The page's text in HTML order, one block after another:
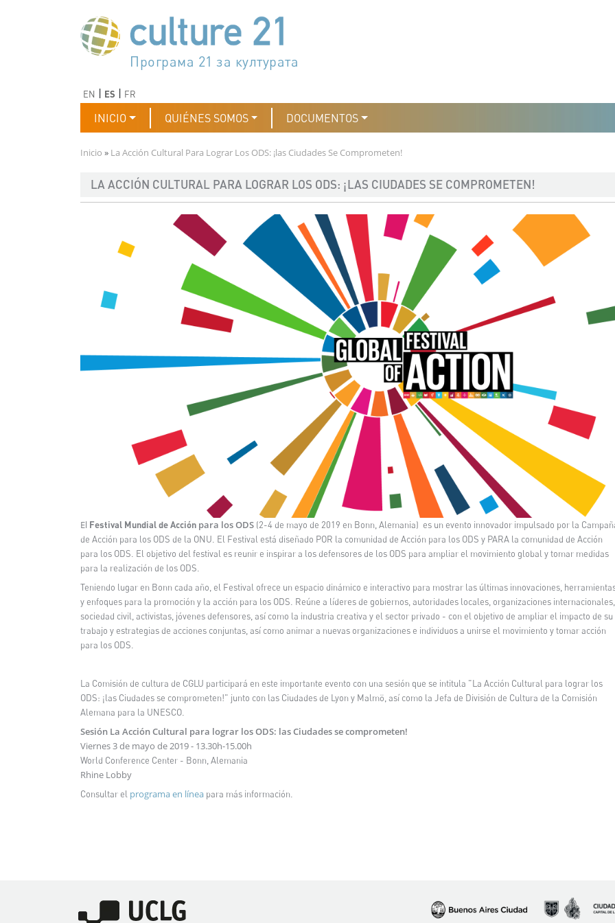
جدول أعمال القرن 21 للثقافة
Програма 21 за културата
Agenda 21 de la cultura
Agjenda 21 për kulturë
Agenda 21 van cultuur
Agenda 21 for culture
Kulturaren Agenda 21
Agenda 21 de la culture
Axenda 21 da cultura
Agenda 21 für Kultur
Agenda 21 della cultura
文化のためのアジェンダ21
دستورکار 21 برای فرهنگ
Agenda 21 dla kultury
Agenda 21 da cultura
Повестка дня 21 для культуры
Agenda 21 za kulturu
Agenda 21 de la cultura
Agenda 21 för kulturen
Kültür için Gündem 21
Порядок денний 21 для культури
EN ES FR
Navegación principal
INICIO QUIÉNES SOMOS DOCUMENTOS
Ruta de navegación
Inicio La Acción Cultural Para Lograr Los ODS: ¡las Ciudades Se Comprometen!
LA ACCIÓN CULTURAL PARA LOGRAR LOS ODS: ¡LAS CIUDADES SE COMPROMETEN!
El Festival Mundialde Acción para los ODS (2-4 de mayo de 2019 en Bonn, Alemania) es un evento innovador impulsado por la
de Acción para los ODS de la ONU El Festival está diseñado POR la comunidad de Acción para los ODS y PARA la comunidad de Acción
para los ODS. El objetivo del festival es reunir e inspirar a los defensores de los ODS para ampliar el movimiento global ytomar medidas
para la realización de los ODS.
Teniendo lugar en Bonn cada año, el Festival ofrece un espacio dinámico e interactivo para mostrar las últimas innovaciones,
y enfoques para la promoción y la acción para los ODS. Reúne a líderes de gobiernos, autoridades locales, organizaciones internacionales,
sociedad civil, activistas, jóvenes defensores, así como la industria creativa y el sector privado - con el objetivo de ampliar el impacto de su
trabajo y estrategias de acciones conjuntas, así como animar a nuevas organizaciones e individuos a unirse el movimiento y tomar acción
para los ODS.
La Comisión de cultura de CGLU participará en este importante evento con una sesión que se intitula "La Acción Cultural para lograr los
ODS: ¡las Ciudades se comprometen!" junto con las Ciudades de Lyon y Malmö, así como la Jefa de División de Cultura de la Comisión
Alemana para la UNESCO.
Sesión La Acción Cultural para lograr los ODS: las Ciudades se comprometen!
Viernes 3 de mayo de 2019 - 13.30h-15.00h
World Conference Center - Bonn, Alemania
Rhine Lobby
Consultar el programa en línea para más información.
Imagen Imagen
Imagen